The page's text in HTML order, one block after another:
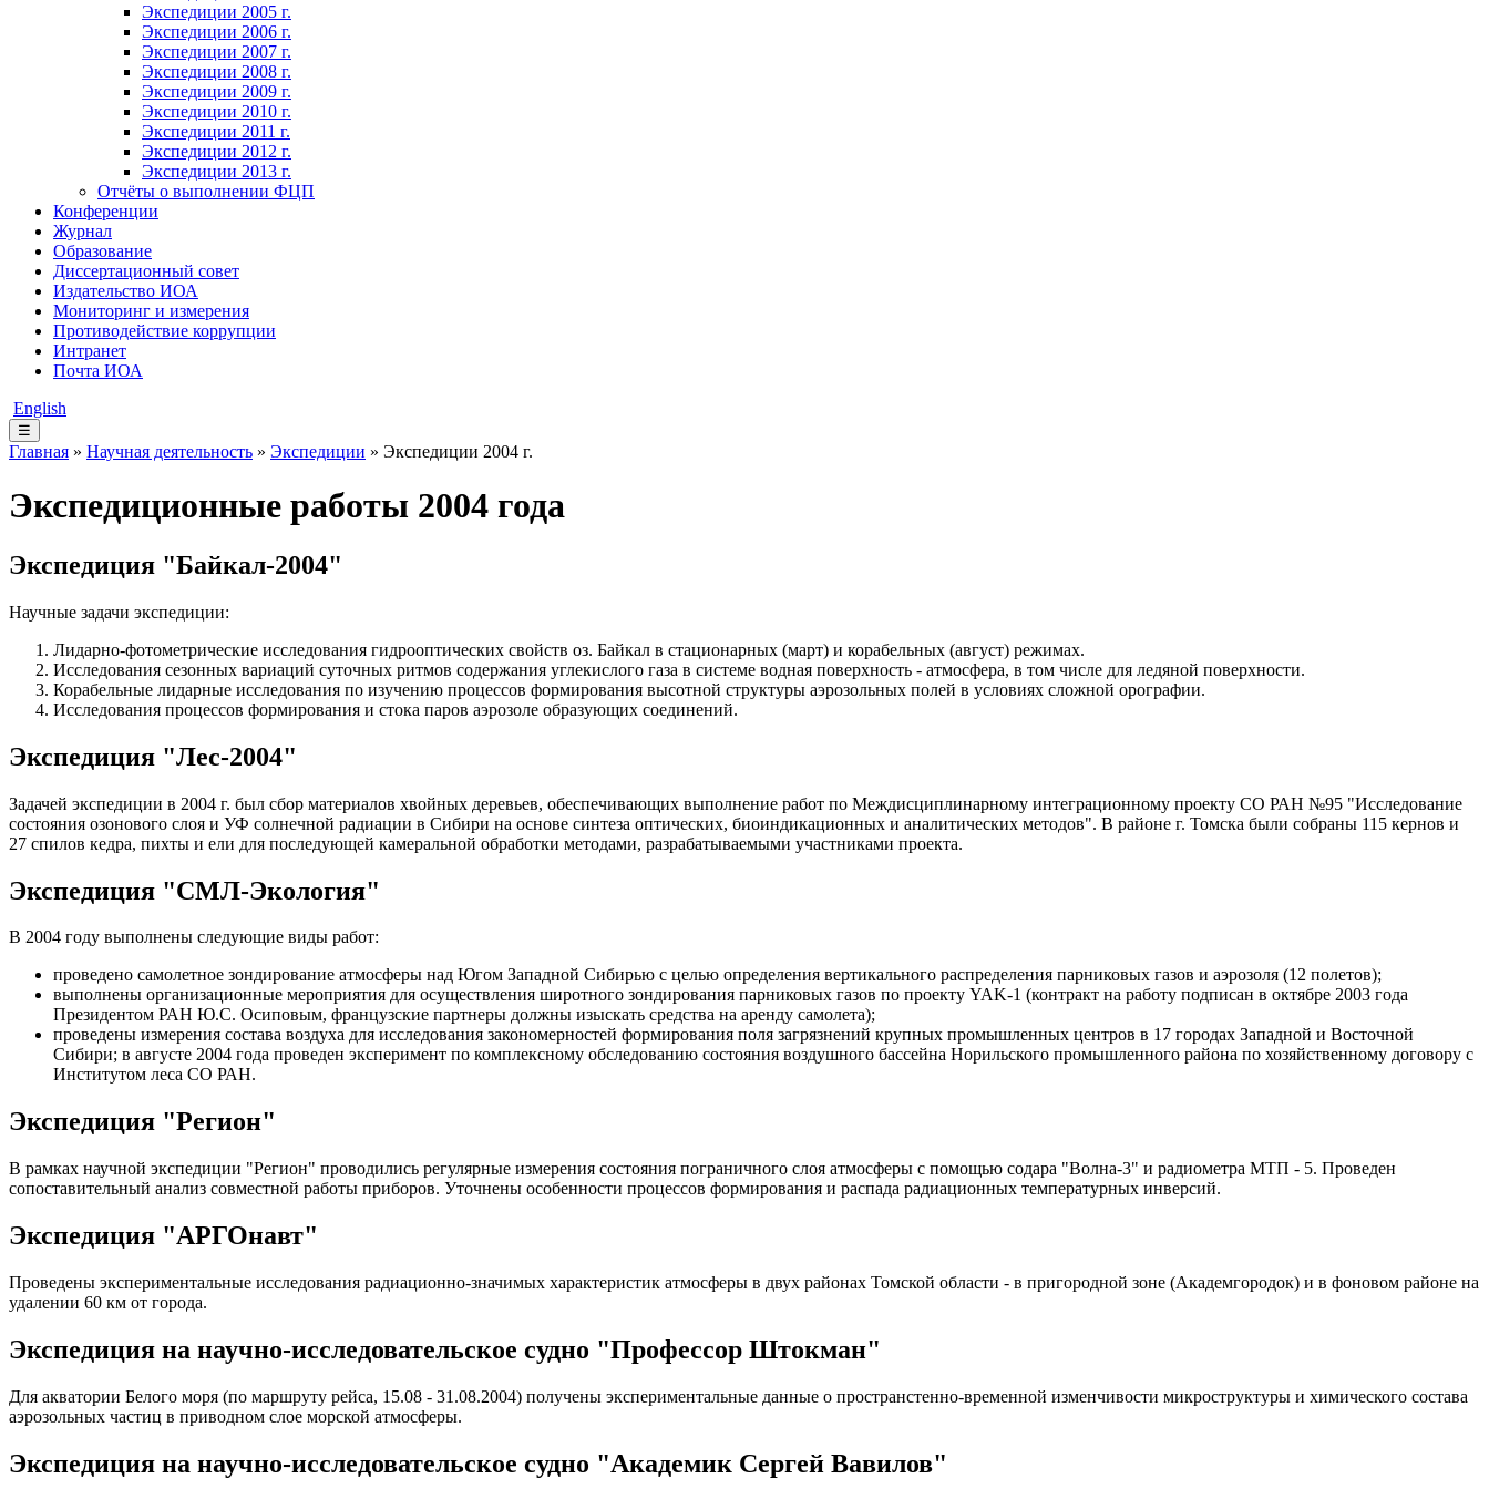
Экспедиции 2005 г.
Экспедиции 2006 г.
Экспедиции 2007 г.
Экспедиции 2008 г.
Экспедиции 2009 г.
Экспедиции 2010 г.
Экспедиции 2011 г.
Экспедиции 2012 г.
Экспедиции 2013 г.
Отчёты о выполнении ФЦП
Конференции
Журнал
Образование
Диссертационный совет
Издательство ИОА
Мониторинг и измерения
Противодействие коррупции
Интранет
Почта ИОА
English
☰
Главная » Научная деятельность » Экспедиции » Экспедиции 2004 г.
Экспедиционные работы 2004 года
Экспедиция "Байкал-2004"
Научные задачи экспедиции:
Лидарно-фотометрические исследования гидрооптических свойств оз. Байкал в стационарных (март) и корабельных (август) режимах.
Исследования сезонных вариаций суточных ритмов содержания углекислого газа в системе водная поверхность - атмосфера, в том числе для ледяной поверхности.
Корабельные лидарные исследования по изучению процессов формирования высотной структуры аэрозольных полей в условиях сложной орографии.
Исследования процессов формирования и стока паров аэрозоле образующих соединений.
Экспедиция "Лес-2004"
Задачей экспедиции в 2004 г. был сбор материалов хвойных деревьев, обеспечивающих выполнение работ по Междисциплинарному интеграционному проекту CО РАН №95 "Исследование
состояния озонового слоя и УФ солнечной радиации в Сибири на основе синтеза оптических, биоиндикационных и аналитических методов". В районе г. Томска были собраны 115 кернов и
27 спилов кедра, пихты и ели для последующей камеральной обработки методами, разрабатываемыми участниками проекта.
Экспедиция "СМЛ-Экология"
В 2004 году выполнены следующие виды работ:
проведено самолетное зондирование атмосферы над Югом Западной Сибирью с целью определения вертикального распределения парниковых газов и аэрозоля (12 полетов);
выполнены организационные мероприятия для осуществления широтного зондирования парниковых газов по проекту YAK-1 (контракт на работу подписан в октябре 2003 года
Президентом РАН Ю.С. Осиповым, французские партнеры должны изыскать средства на аренду самолета);
проведены измерения состава воздуха для исследования закономерностей формирования поля загрязнений крупных промышленных центров в 17 городах Западной и Восточной
Сибири; в августе 2004 года проведен эксперимент по комплексному обследованию состояния воздушного бассейна Норильского промышленного района по хозяйственному договору с
Институтом леса СО РАН.
Экспедиция "Регион"
В рамках научной экспедиции "Регион" проводились регулярные измерения состояния пограничного слоя атмосферы с помощью содара "Волна-3" и радиометра МТП - 5. Проведен
сопоставительный анализ совместной работы приборов. Уточнены особенности процессов формирования и распада радиационных температурных инверсий.
Экспедиция "АРГОнавт"
Проведены экспериментальные исследования радиационно-значимых характеристик атмосферы в двух районах Томской области - в пригородной зоне (Академгородок) и в фоновом районе на
удалении 60 км от города.
Экспедиция на научно-исследовательское судно "Профессор Штокман"
Для акватории Белого моря (по маршруту рейса, 15.08 - 31.08.2004) получены экспериментальные данные о пространстенно-временной изменчивости микроструктуры и химического состава
аэрозольных частиц в приводном слое морской атмосферы.
Экспедиция на научно-исследовательское судно "Академик Сергей Вавилов"